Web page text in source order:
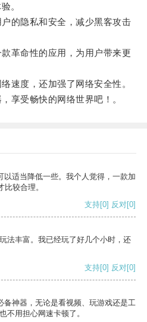
。
隐私和安全，减少黑客攻击
命性的应用，为用户带来更
度，还加强了网络安全性。
受畅快的网络世界吧！。
以适当降低一些。我个人觉得，一款加
较合理。
支持[0] 反对[0]
法丰富。我已经玩了好几个小时，还
支持[0] 反对[0]
备神器，无论是看视频、玩游戏还是工
不用担心网速卡顿了。